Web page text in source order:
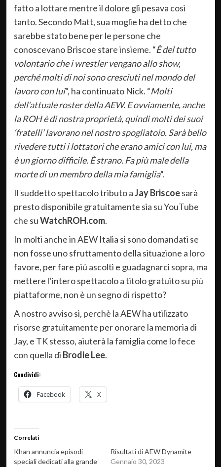
fatto a lottare mentre il dolore gli pesava così
tanto. Secondo Matt, sua moglie ha detto che
sarebbe stato bene per le persone che
conoscevano Briscoe stare insieme. “È del tutto
volontario che i wrestler vengano allo show,
perché molti di noi sono cresciuti nel mondo del
lavoro con lui“, ha continuato Nick. “Molti
dell’attuale roster della AEW. E ovviamente, anche
la ROH è di nostra proprietà, quindi molti dei suoi
‘fratelli’ lavorano nel nostro spogliatoio. Sarà bello
rivedere tutti i lottatori che erano amici con lui, ma
è un giorno difficile. È strano. Fa più male della
morte di un membro della mia famiglia“.
Il suddetto spettacolo tributo aJay Briscoesarà
presto disponibile gratuitamente sia su YouTube
che suWatchROH.com.
In molti anche in AEW Italia si sono domandati se
non fosse uno sfruttamento della situazione a loro
favore, per fare piú ascolti e guadagnarci sopra, ma
mettere l’intero spettacolo a titolo gratuito su piú
piattaforme, non è un segno di rispetto?
A nostro avviso si, perchè la AEW ha utilizzato
risorse gratuitamente per onorare la memoria di
Jay, e TK stesso, aiuterà la famiglia come lo fece
con quella di Brodie Lee.
Condividi:
Facebook X
Correlati
Khan annuncia episodi
speciali dedicati alla grande
Risultati di AEW Dynamite
Gennaio 30, 2023